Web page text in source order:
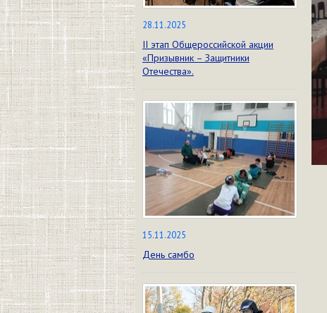
28.11.2025
II этап Общероссийской акции
«Призывник – Защитники
Отечества».
15.11.2025
День самбо